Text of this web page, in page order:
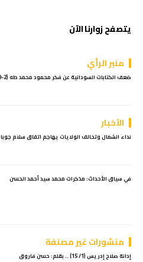
يتصفح زوارنا الآن
منبر الرأي
ضعف الكتابات السودانية عن فكر محمود محمد طه (2-9)
الأخبار
نداء الشمال وتحالف الولايات يهاجم اتفاق سلام جوبا
في سياق الأحداث: مذكرات محمد سيد أحمد الحسن
منشورات غير مصنفة
إدانة صلاح إدريس (1/ 15) .. بقلم: حسن فاروق